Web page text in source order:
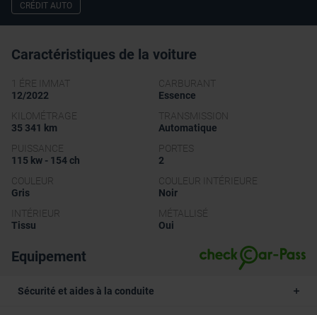
CRÉDIT AUTO
Caractéristiques de la voiture
1 ÉRE IMMAT
12/2022
CARBURANT
Essence
KILOMÉTRAGE
35 341 km
TRANSMISSION
Automatique
PUISSANCE
115 kw - 154 ch
PORTES
2
COULEUR
Gris
COULEUR INTÉRIEURE
Noir
INTÉRIEUR
Tissu
MÉTALLISÉ
Oui
Equipement
Sécurité et aides à la conduite